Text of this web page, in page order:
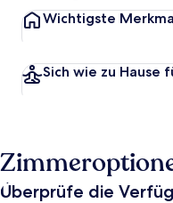
Wichtigste
Sich wie zu Hause
Überprüfe die